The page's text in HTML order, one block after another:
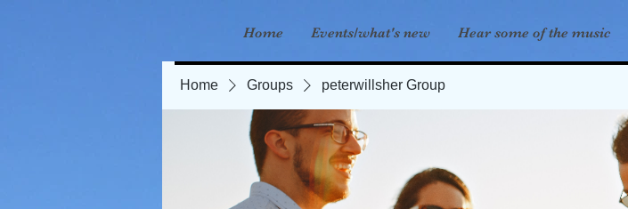
Home Events/what's new Hear some of the music
Home Groups peterwillsher Group